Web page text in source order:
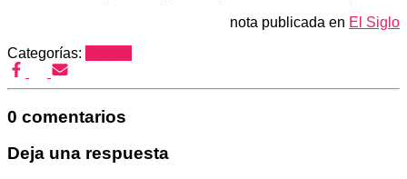
nota publicada en El Siglo
Categorías:
0 comentarios
Deja una respuesta